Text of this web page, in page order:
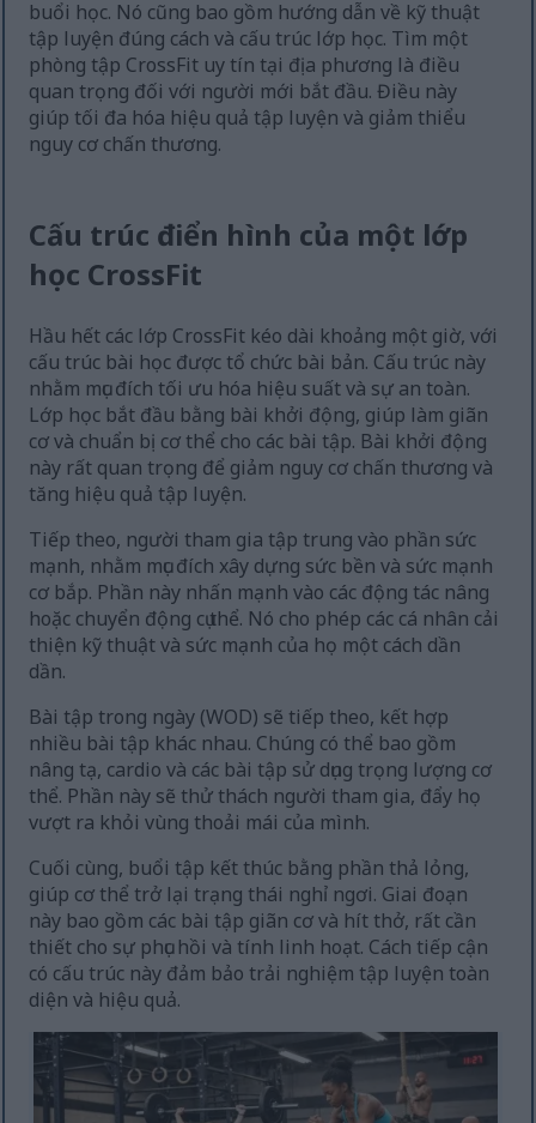
buổi học. Nó cũng bao gồm hướng dẫn về kỹ thuật
tập luyện đúng cách và cấu trúc lớp học. Tìm một
phòng tập CrossFit uy tín tại địa phương là điều
quan trọng đối với người mới bắt đầu. Điều này
giúp tối đa hóa hiệu quả tập luyện và giảm thiểu
nguy cơ chấn thương.
Cấu trúc điển hình của một lớp
học CrossFit
Hầu hết các lớp CrossFit kéo dài khoảng một giờ, với
cấu trúc bài học được tổ chức bài bản. Cấu trúc này
nhằm mục đích tối ưu hóa hiệu suất và sự an toàn.
Lớp học bắt đầu bằng bài khởi động, giúp làm giãn
cơ và chuẩn bị cơ thể cho các bài tập. Bài khởi động
này rất quan trọng để giảm nguy cơ chấn thương và
tăng hiệu quả tập luyện.
Tiếp theo, người tham gia tập trung vào phần sức
mạnh, nhằm mục đích xây dựng sức bền và sức mạnh
cơ bắp. Phần này nhấn mạnh vào các động tác nâng
hoặc chuyển động cụ thể. Nó cho phép các cá nhân cải
thiện kỹ thuật và sức mạnh của họ một cách dần
dần.
Bài tập trong ngày (WOD) sẽ tiếp theo, kết hợp
nhiều bài tập khác nhau. Chúng có thể bao gồm
nâng tạ, cardio và các bài tập sử dụng trọng lượng cơ
thể. Phần này sẽ thử thách người tham gia, đẩy họ
vượt ra khỏi vùng thoải mái của mình.
Cuối cùng, buổi tập kết thúc bằng phần thả lỏng,
giúp cơ thể trở lại trạng thái nghỉ ngơi. Giai đoạn
này bao gồm các bài tập giãn cơ và hít thở, rất cần
thiết cho sự phục hồi và tính linh hoạt. Cách tiếp cận
có cấu trúc này đảm bảo trải nghiệm tập luyện toàn
diện và hiệu quả.